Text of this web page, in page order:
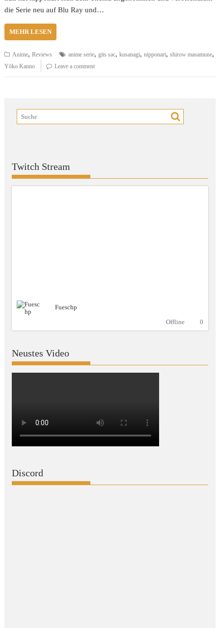
die Serie neu auf Blu Ray und…
MEHR LESEN
Anime,Reviews anime serie,gits sac,kusanagi,nipponart,shirow masamune,
Yōko Kanno Leave a comment
Twitch Stream
Fueschp
Offline
0
Neustes Video
Discord